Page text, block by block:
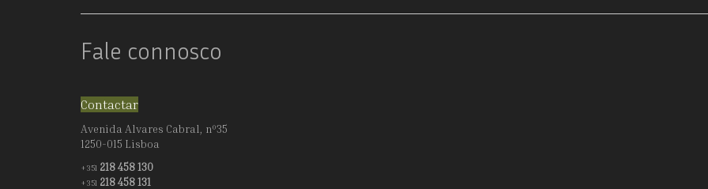
Fale connosco
Contactar
Avenida Alvares Cabral, nº35
1250-015 Lisboa
+351 218 458 130
+351 218 458 131